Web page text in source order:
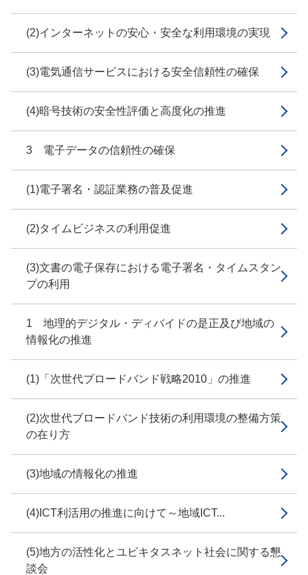
(2)インターネットの安心・安全な利用環境の実現
(3)電気通信サービスにおける安全信頼性の確保
(4)暗号技術の安全性評価と高度化の推進
3 電子データの信頼性の確保
(1)電子署名・認証業務の普及促進
(2)タイムビジネスの利用促進
(3)文書の電子保存における電子署名・タイムスタン
プの利用
1 地理的デジタル・ディバイドの是正及び地域の
情報化の推進
(1)「次世代ブロードバンド戦略2010」の推進
(2)次世代ブロードバンド技術の利用環境の整備方策
の在り方
(3)地域の情報化の推進
(4)ICT利活用の推進に向けて～地域ICT...
(5)地方の活性化とユビキタスネット社会に関する懇
談会